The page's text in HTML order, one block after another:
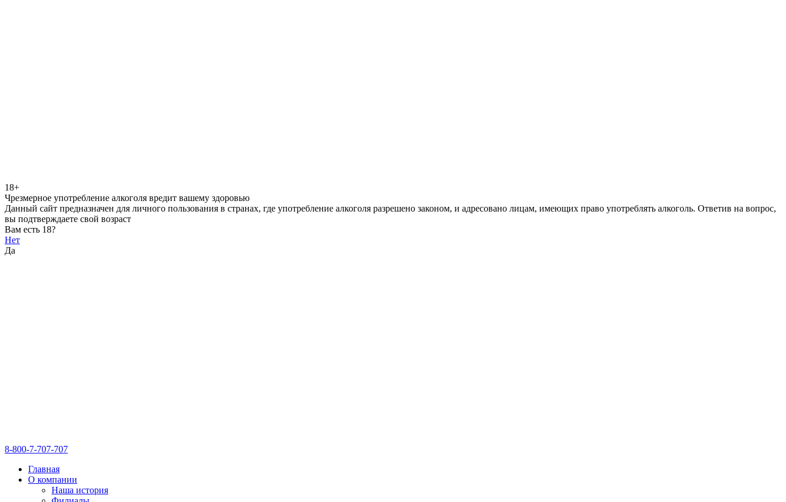
18+
Чрезмерное употребление алкоголя вредит вашему здоровью
Данный сайт предназначен для личного пользования в странах, где употребление алкоголя разрешено законом, и адресовано лицам, имеющих право употреблять алкоголь. Ответив на вопрос,
вы подтверждаете свой возраст
Вам есть 18?
Нет
Да
8-800-7-707-707
Главная
О компании
Наша история